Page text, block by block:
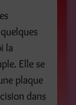
la
Elle se
plaque
dans